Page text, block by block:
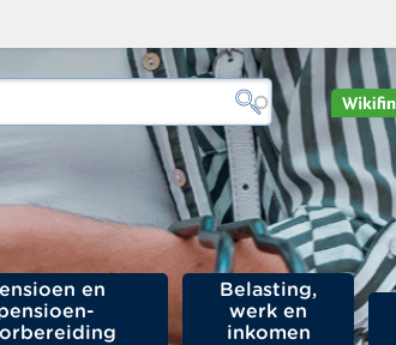
en
Belasting,
werk en
inkomen